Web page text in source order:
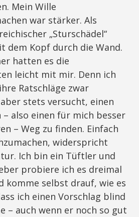
Mein Wille
war stärker. Als
„Sturschädel“
dem Kopf durch die Wand.
hatten es die
leicht mit mir. Denn ich
Ratschläge zwar
stets versucht, einen
also einen für mich besser
– Weg zu finden. Einfach
widerspricht
Ich bin ein Tüftler und
probiere ich es dreimal
komme selbst drauf, wie es
ich einen Vorschlag blind
– auch wenn er noch so gut